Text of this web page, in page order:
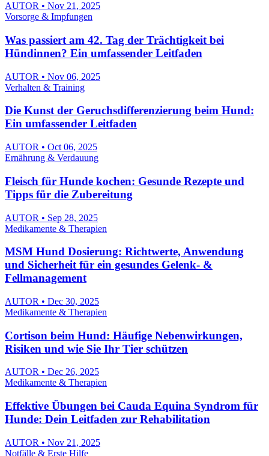
AUTOR • Nov 21, 2025
Vorsorge & Impfungen
Was passiert am 42. Tag der Trächtigkeit bei
Hündinnen? Ein umfassender Leitfaden
AUTOR • Nov 06, 2025
Verhalten & Training
Die Kunst der Geruchsdifferenzierung beim Hund:
Ein umfassender Leitfaden
AUTOR • Oct 06, 2025
Ernährung & Verdauung
Fleisch für Hunde kochen: Gesunde Rezepte und
Tipps für die Zubereitung
AUTOR • Sep 28, 2025
Medikamente & Therapien
MSM Hund Dosierung: Richtwerte, Anwendung
und Sicherheit für ein gesundes Gelenk- &
Fellmanagement
AUTOR • Dec 30, 2025
Medikamente & Therapien
Cortison beim Hund: Häufige Nebenwirkungen,
Risiken und wie Sie Ihr Tier schützen
AUTOR • Dec 26, 2025
Medikamente & Therapien
Effektive Übungen bei Cauda Equina Syndrom für
Hunde: Dein Leitfaden zur Rehabilitation
AUTOR • Nov 21, 2025
Notfälle & Erste Hilfe